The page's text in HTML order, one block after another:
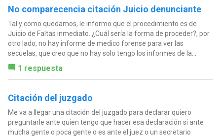
No comparecencia citación Juicio denunciante
Tal y como quedamos, le informo que el procedimiento es de
Juicio de Faltas inmediato. ¿Cuál sería la forma de proceder?, por
otro lado, no hay informe de medico forense para ver las
secuelas, que creo que no hay solo tengo los informes de la...
1 respuesta
Citación del juzgado
Me va a llegar una citación del juzgado para declarar quiero
preguntarle ante quien tengo que hacer esa declaración si ante
mucha gente o poca gente o es ante el juez o un secretario